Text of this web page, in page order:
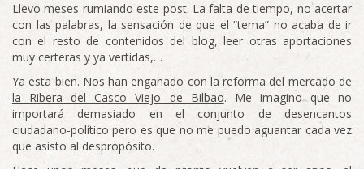
Llevo meses rumiando este post. La falta de tiempo, no acertar
con las palabras, la sensación de que el “tema” no acaba de ir
con el resto de contenidos del blog, leer otras aportaciones
muy certeras y ya vertidas,…
Ya esta bien. Nos han engañado con la reforma del mercado de
la Ribera del Casco Viejo de Bilbao. Me imagino que no
importará demasiado en el conjunto de desencantos
ciudadano-político pero es que no me puedo aguantar cada vez
que asisto al despropósito.